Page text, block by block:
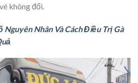
không đổi.
Nguyên Nhân Và Cách Điều Trị Gà